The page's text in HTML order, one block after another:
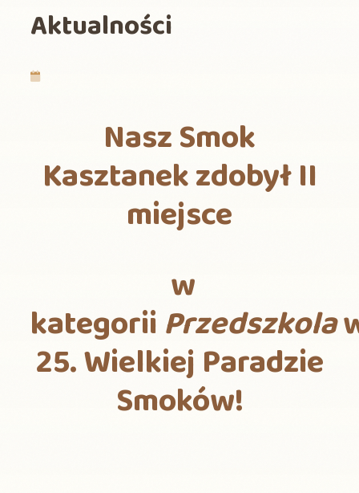
Aktualności
Nasz Smok
Kasztanek zdobył II
miejsce
w
kategoriiPrzedszkola
25. Wielkiej Paradzie
Smoków!